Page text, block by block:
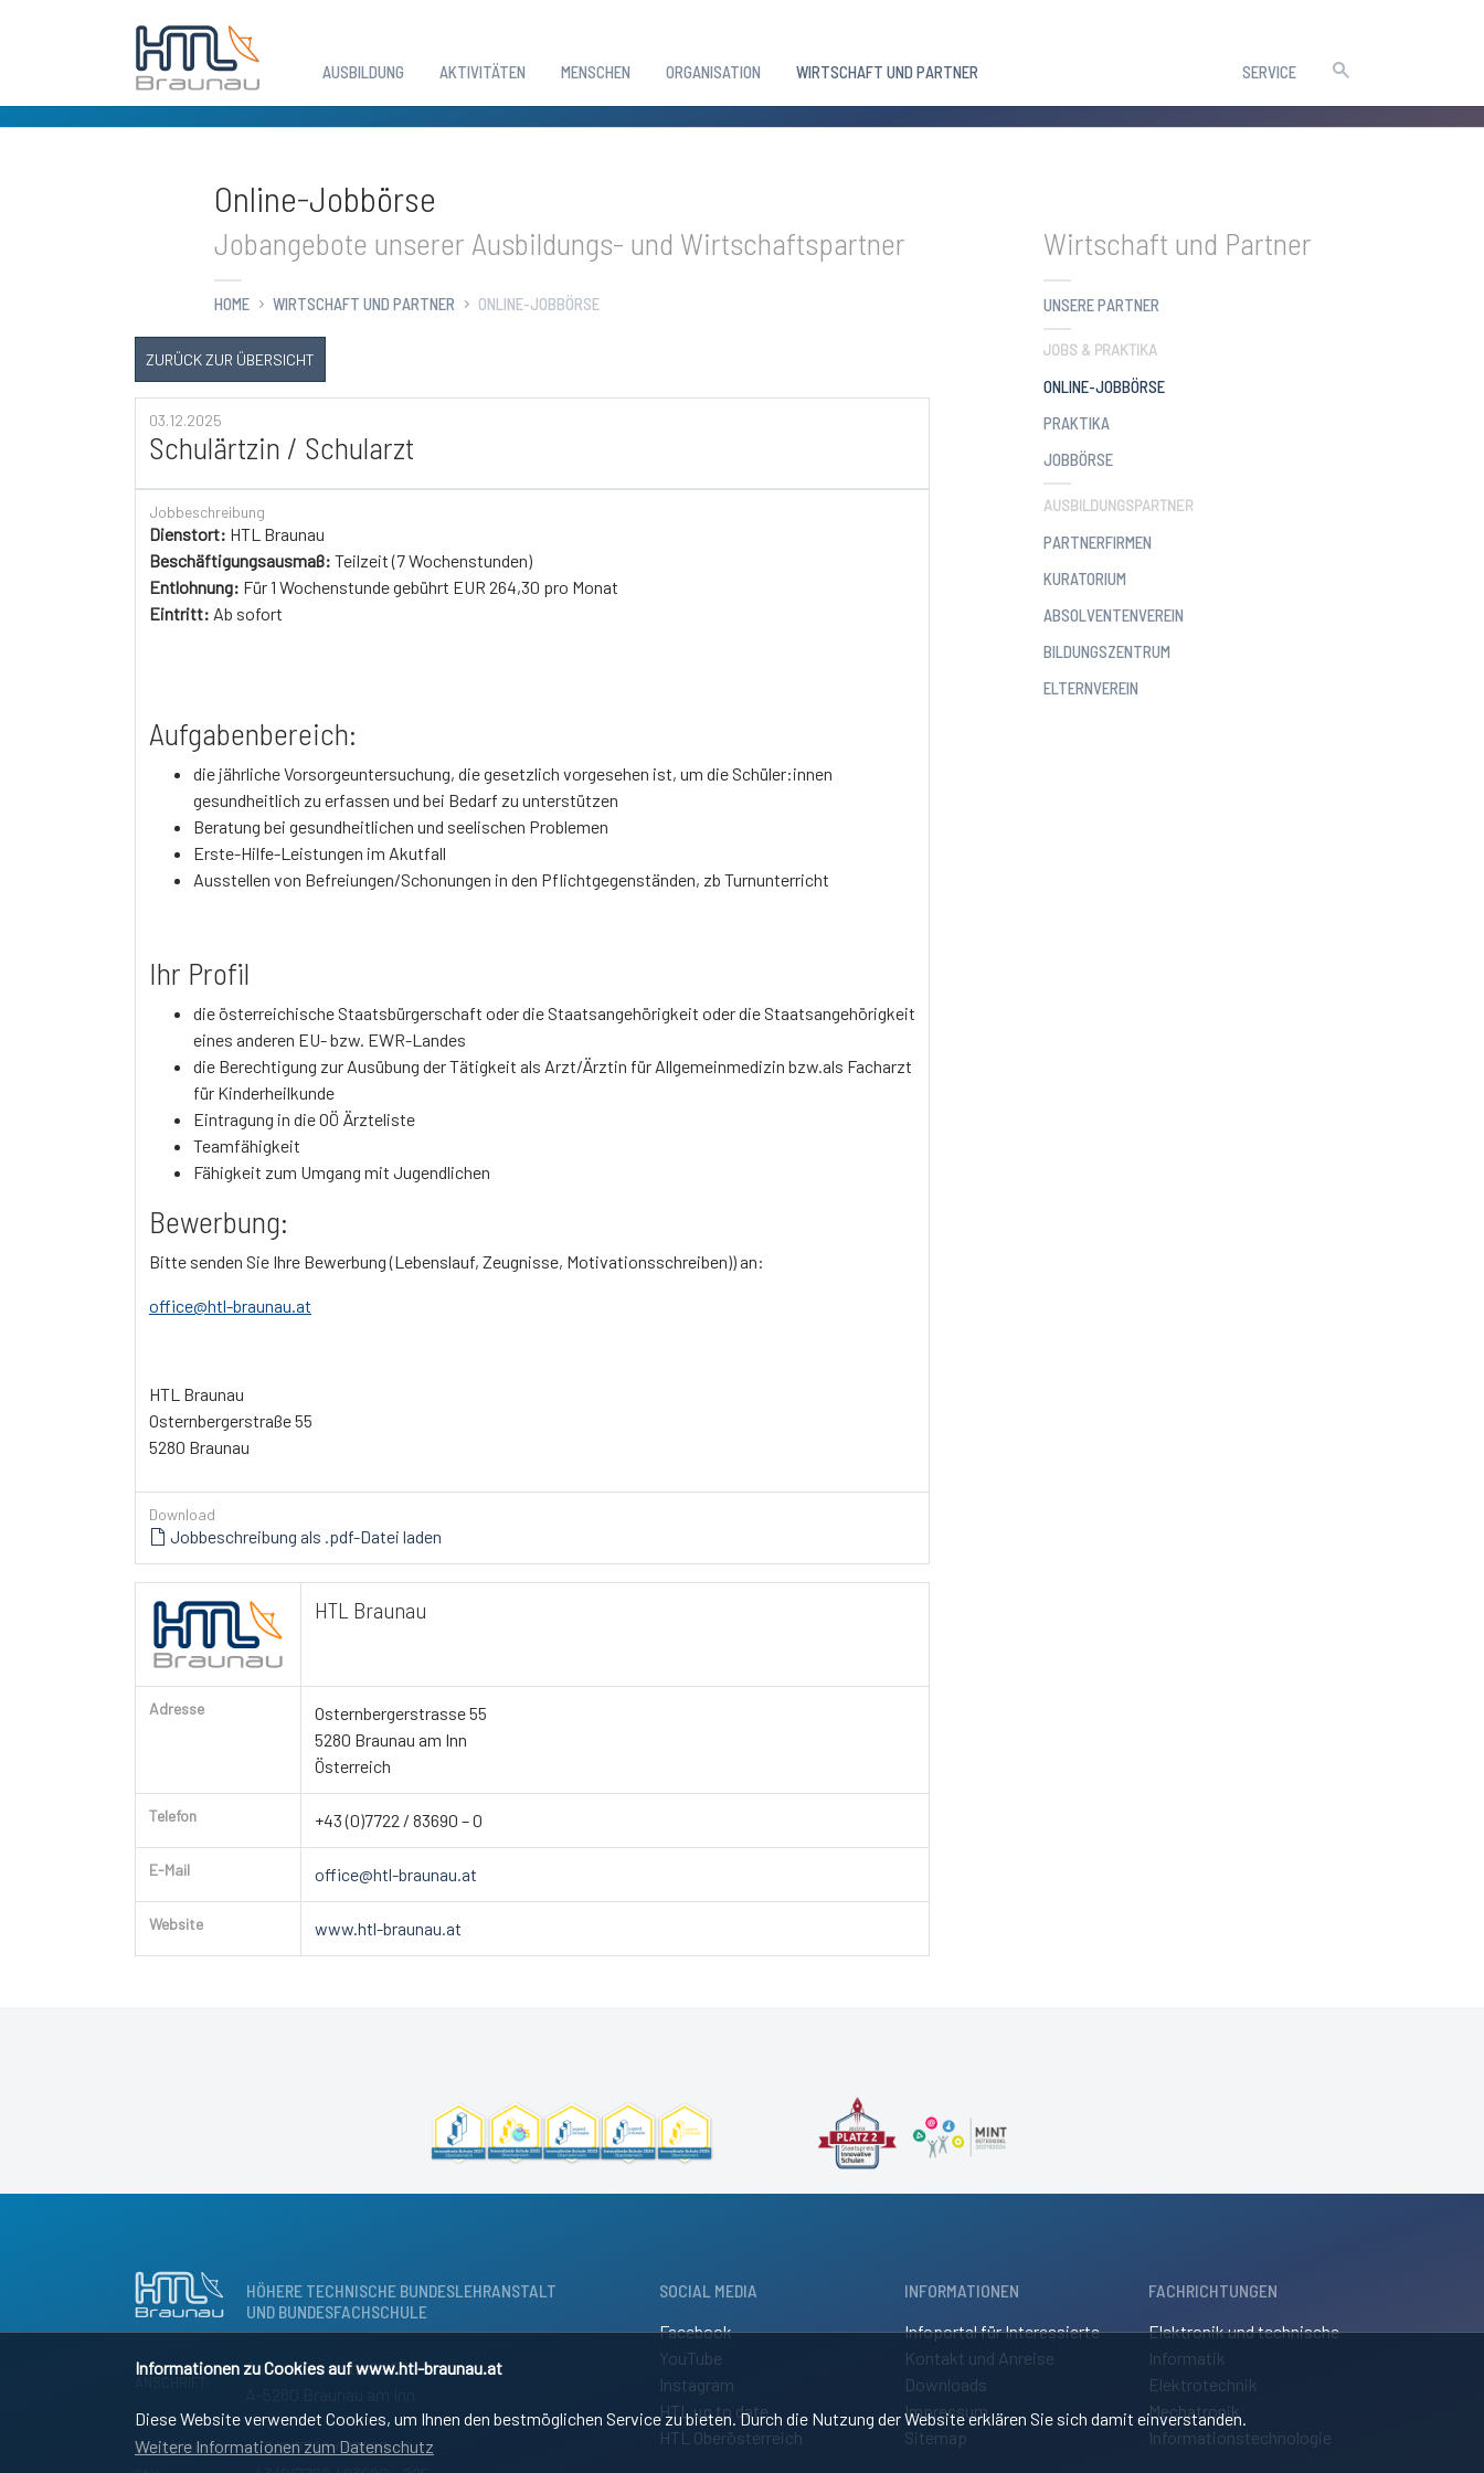
Informationen zu Cookies auf www.htl-braunau.at
Diese Website verwendet Cookies, um Ihnen den bestmöglichen Service zu bieten. Durch die Nutzung der Website erklären Sie sich damit einverstanden.
Weitere Informationen zum Datenschutz
AUSBILDUNG AKTIVITÄTEN MENSCHEN ORGANISATION WIRTSCHAFT UND PARTNER SERVICE
Online-Jobbörse
Jobangebote unserer Ausbildungs- und Wirtschaftspartner
HOME WIRTSCHAFT UND PARTNER ONLINE-JOBBÖRSE
ZURÜCK ZUR ÜBERSICHT
03.12.2025
Schulärtzin / Schularzt
Jobbeschreibung
Dienstort: HTL Braunau
Beschäftigungsausmaß: Teilzeit (7 Wochenstunden)
Entlohnung: Für 1 Wochenstunde gebührt EUR 264,30 pro Monat
Eintritt: Ab sofort
Aufgabenbereich:
die jährliche Vorsorgeuntersuchung, die gesetzlich vorgesehen ist, um die Schüler:innen
gesundheitlich zu erfassen und bei Bedarf zu unterstützen
Beratung bei gesundheitlichen und seelischen Problemen
Erste-Hilfe-Leistungen im Akutfall
Ausstellen von Befreiungen/Schonungen in den Pflichtgegenständen, zb Turnunterricht
Ihr Profil
die österreichische Staatsbürgerschaft oder die Staatsangehörigkeit oder die Staatsangehörigkeit
eines anderen EU- bzw. EWR-Landes
die Berechtigung zur Ausübung der Tätigkeit als Arzt/Ärztin für Allgemeinmedizin bzw.als Facharzt
für Kinderheilkunde
Eintragung in die OÖ Ärzteliste
Teamfähigkeit
Fähigkeit zum Umgang mit Jugendlichen
Bewerbung:
Bitte senden Sie Ihre Bewerbung (Lebenslauf, Zeugnisse, Motivationsschreiben)) an:
office@htl-braunau.at
HTL Braunau
Osternbergerstraße 55
5280 Braunau
Download
Jobbeschreibung als .pdf-Datei laden
HTL Braunau
Adresse
Osternbergerstrasse 55
5280 Braunau am Inn
Österreich
Telefon +43 (0)7722 / 83690 – 0
E-Mail office@htl-braunau.at
Website www.htl-braunau.at
Wirtschaft und Partner
UNSERE PARTNER
JOBS & PRAKTIKA
ONLINE-JOBBÖRSE(CURRENT)
PRAKTIKA
JOBBÖRSE
AUSBILDUNGSPARTNER
PARTNERFIRMEN
KURATORIUM
ABSOLVENTENVEREIN
BILDUNGSZENTRUM
ELTERNVEREIN
HÖHERE TECHNISCHE BUNDESLEHRANSTALT
UND BUNDESFACHSCHULE
Osternbergerstraße 55
SEKRETARIAT: +43 (0)7722 / 83690 – 0
SOCIAL MEDIA
Facebook
YouTube
Instagram
HTL up to date
HTL Oberösterreich
INFORMATIONEN
Infoportal für Interessierte
Kontakt und Anreise
Downloads
Impressum
Sitemap
FACHRICHTUNGEN
Elektronik und technische
Informatik
Elektrotechnik
Mechatronik
Informationstechnologie